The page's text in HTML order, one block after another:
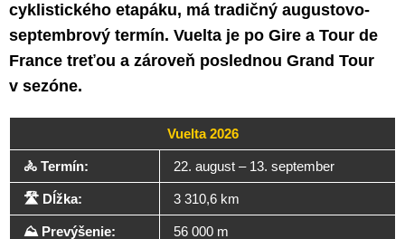
cyklistického etapáku, má tradičný augustovo-
septembrový termín. Vuelta je po Gire a Tour de
France treťou a zároveň poslednou Grand Tour
v sezóne.
Vuelta 2026
🚴 Termín: 22. august – 13. september
🛣️ Dĺžka: 3 310,6 km
⛰️ Prevýšenie: 56 000 m